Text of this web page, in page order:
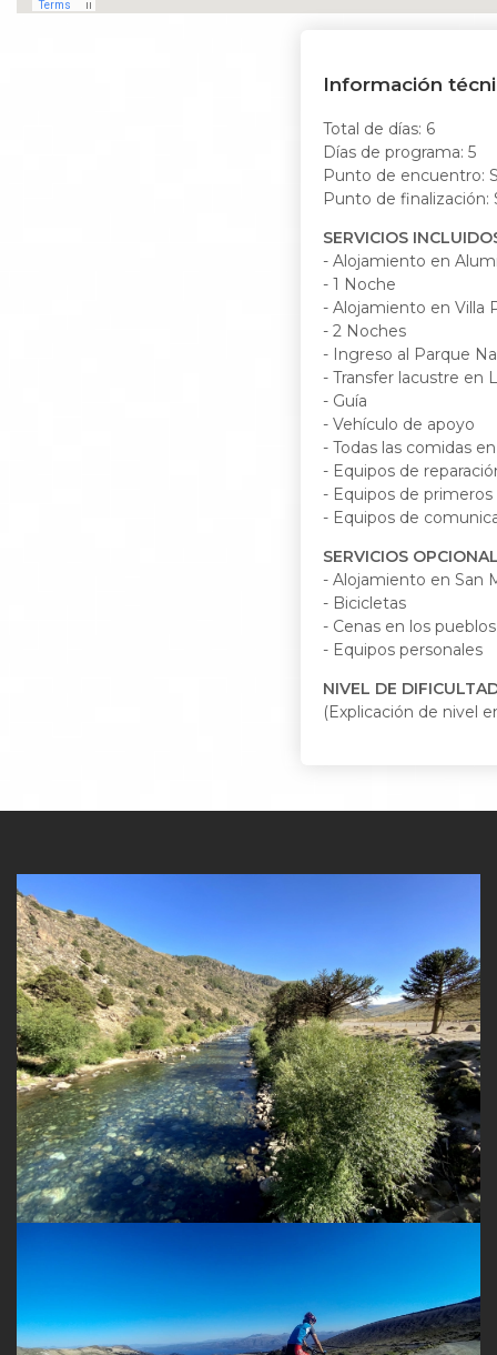
Información
Total de días: 6
Días de programa: 5
Punto de encuentro:
Punto de finalización:
SERVICIOS
- Alojamiento en
- 1 Noche
- Alojamiento en Villa
- 2 Noches
- Ingreso al Parque
- Transfer lacustre en
- Guía
- Vehículo de apoyo
- Todas las comidas
- Equipos de
- Equipos de primeros
- Equipos de
SERVICIOS
- Alojamiento en San
- Bicicletas
- Cenas en los pueblos
- Equipos personales
NIVEL DE
(Explicación de nivel